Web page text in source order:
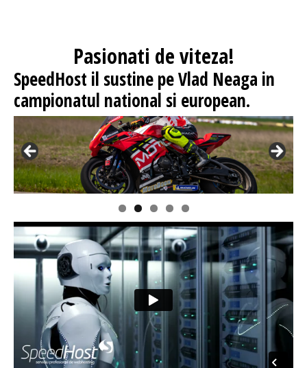
Pasionati de viteza!
SpeedHost il sustine pe Vlad Neaga in
campionatul national si european.